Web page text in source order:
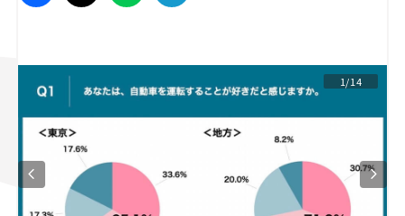
1/14
Campaign
スズキ ジムニー｜Suzuki Jimny
マツダ｜Mazda
マツダ ロードスター｜Mazda Roadster